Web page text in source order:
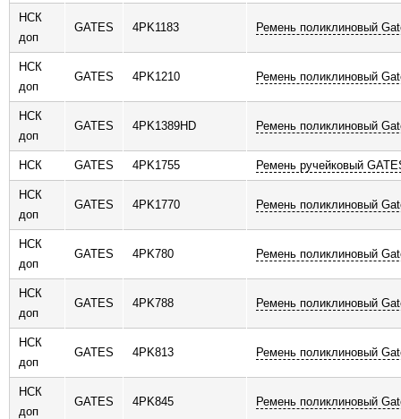
НСК
доп
GATES 4PK1183 Ремень поликлиновый
НСК
доп
GATES 4PK1210 Ремень поликлиновый
НСК
доп
GATES 4PK1389HD Ремень поликлиновый
НСК GATES 4PK1755 Ремень ручейковый
НСК
доп
GATES 4PK1770 Ремень поликлиновый
НСК
доп
GATES 4PK780 Ремень поликлиновый
НСК
доп
GATES 4PK788 Ремень поликлиновый
НСК
доп
GATES 4PK813 Ремень поликлиновый
НСК
доп
GATES 4PK845 Ремень поликлиновый